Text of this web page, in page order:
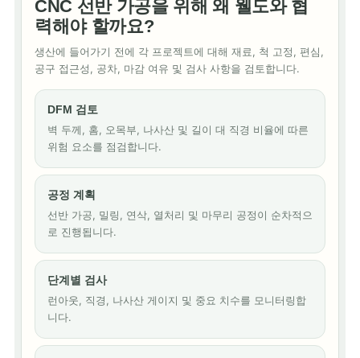
CNC 선반 가공을 위해 왜 웰도와 협
력해야 할까요?
생산에 들어가기 전에 각 프로젝트에 대해 재료, 척 고정, 편심,
공구 접근성, 공차, 마감 여유 및 검사 사항을 검토합니다.
DFM 검토
벽 두께, 홈, 오목부, 나사산 및 길이 대 직경 비율에 따른
위험 요소를 점검합니다.
공정 계획
선반 가공, 밀링, 연삭, 열처리 및 마무리 공정이 순차적으
로 진행됩니다.
단계별 검사
런아웃, 직경, 나사산 게이지 및 중요 치수를 모니터링합
니다.